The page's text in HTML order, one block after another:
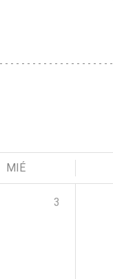
MIÉ
3